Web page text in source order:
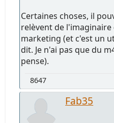
Certaines choses, il
relèvent de
marketing (et c'est un
dit. Je n'ai pas que du
pense).
8647
Fab35